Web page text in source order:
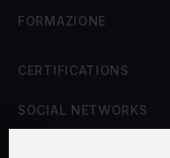
FORMAZIONE
CERTIFICATIONS
SOCIAL NETWORKS